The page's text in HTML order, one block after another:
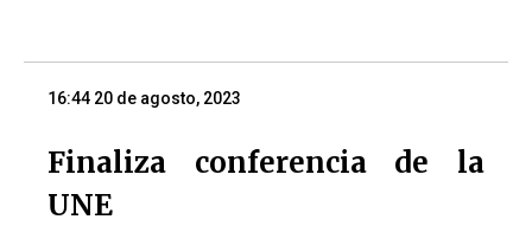
16:44 20 de agosto, 2023
Finaliza conferencia de la
UNE